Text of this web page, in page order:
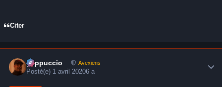
Citer
peppuccio Avexiens
Posté(e) 1 avril 20206 a